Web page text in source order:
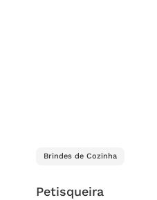
Brindes de Cozinha
Petisqueira